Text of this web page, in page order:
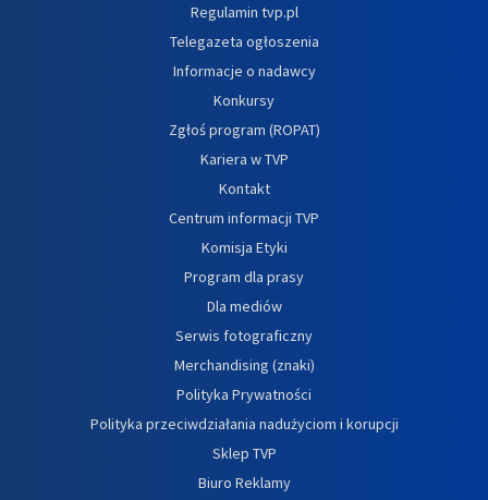
Regulamin tvp.pl
Telegazeta ogłoszenia
Informacje o nadawcy
Konkursy
Zgłoś program (ROPAT)
Kariera w TVP
Kontakt
Centrum informacji TVP
Komisja Etyki
Program dla prasy
Dla mediów
Serwis fotograficzny
Merchandising (znaki)
Polityka Prywatności
Polityka przeciwdziałania nadużyciom i korupcji
Sklep TVP
Biuro Reklamy